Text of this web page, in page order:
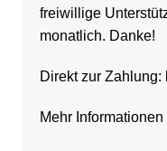
freiwillige
monatlich. Danke!
Direkt zur Zahlung:
Mehr